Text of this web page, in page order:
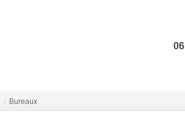
Bureaux